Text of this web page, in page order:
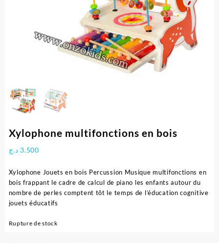
Xylophone multifonctions en bois
3.500 د.ج
Xylophone Jouets en bois Percussion Musique multifonctions en
bois frappant le cadre de calcul de piano les enfants autour du
nombre de perles comptent tôt le temps de l’éducation cognitive
jouets éducatifs
Rupture de stock